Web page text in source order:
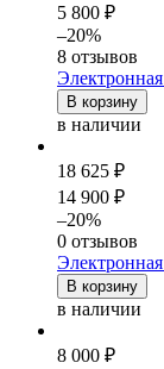
5 800 ₽
–20%
8 отзывов
В корзину
в наличии
18 625 ₽
14 900 ₽
–20%
0 отзывов
В корзину
в наличии
8 000 ₽